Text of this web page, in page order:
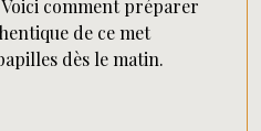
comment préparer
de ce met
dès le matin.